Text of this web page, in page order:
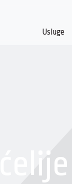
Usluge